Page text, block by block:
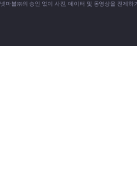
넷마블㈜의 승인 없이 사진, 데이터 및 동영상을 전제하